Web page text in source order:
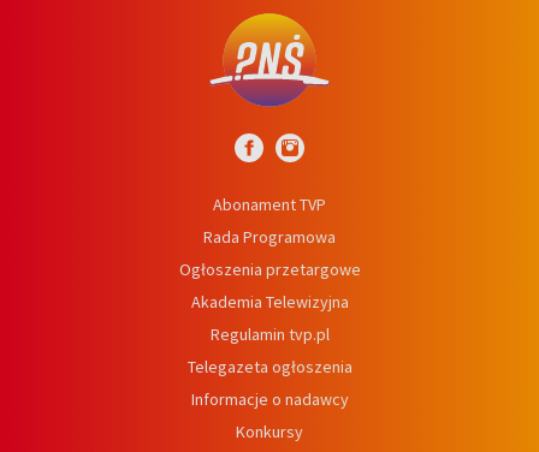
Abonament TVP
Rada Programowa
Ogłoszenia przetargowe
Akademia Telewizyjna
Regulamin tvp.pl
Telegazeta ogłoszenia
Informacje o nadawcy
Konkursy